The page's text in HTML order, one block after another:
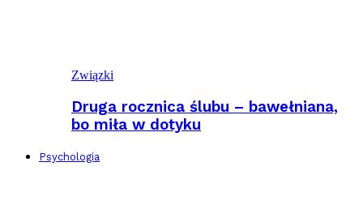
Związki
Druga rocznica ślubu – bawełniana,
bo miła w dotyku
Psychologia